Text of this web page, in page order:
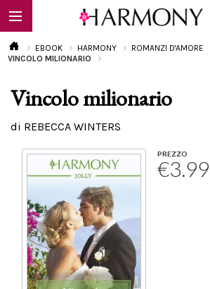
EBOOK
EBOOK HARMONY ROMANZI D'AMORE
VINCOLO MILIONARIO
Vincolo milionario
di REBECCA WINTERS
PREZZO
€3.99